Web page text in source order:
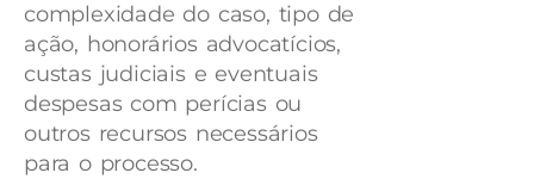
complexidade do caso, tipo de
ação, honorários advocatícios,
custas judiciais e eventuais
despesas com perícias ou
outros recursos necessários
para o processo.